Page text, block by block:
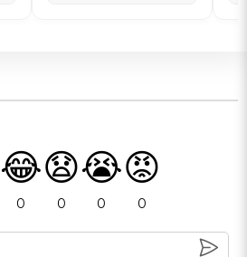
😂
0
😧
0
😭
0
😡
0